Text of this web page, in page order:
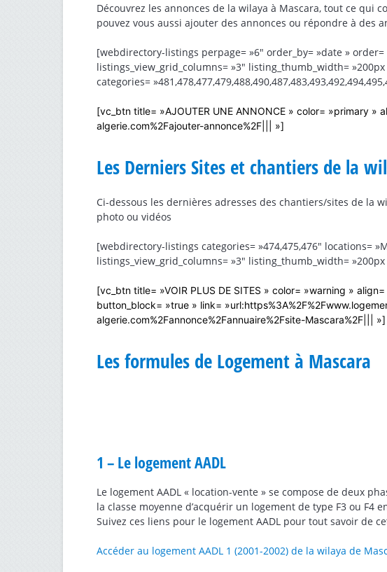
Découvrez les annonces de la wilaya à Mascara, tout ce qui
pouvez vous aussi ajouter des annonces ou répondre à des
[webdirectory-listings perpage= »6″ order_by= »date »
listings_view_grid_columns= »3″ listing_thumb_width= »200px
categories=
[vc_btn title= »AJOUTER UNE ANNONCE » color= »primary
algerie.com%2Fajouter-annonce%2F||| »]
Les Derniers Sites et chantiers de la
Ci-dessous les dernières adresses des chantiers/sites de la
photo ou vidéos
[webdirectory-listings categories= »474,475,476″ locations=
listings_view_grid_columns= »3″ listing_thumb_width=
[vc_btn title= »VOIR PLUS DE SITES » color= »warning »
button_block= »true » link=
algerie.com%2Fannonce%2Fannuaire%2Fsite-Mascara%2F||| »]
Les formules de Logement à Mascara
1 – Le logement AADL
Le logement AADL « location-vente » se compose de deux
la classe moyenne d’acquérir un logement de type F3 ou
Suivez ces liens pour le logement AADL pour tout savoir de
Accéder au logement AADL 1 (2001-2002) de la wilaya de